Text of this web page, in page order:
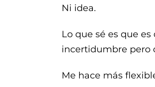
Ni idea.
Lo que sé es que
incertidumbre pero
Me hace más